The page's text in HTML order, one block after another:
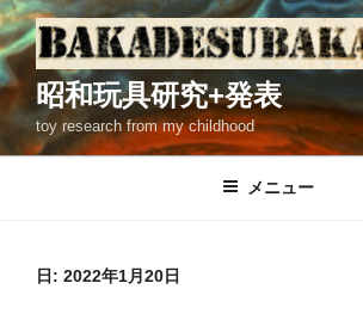
コ
ン
テ
ン
ツ
へ
昭和玩具研究+発表
toy research from my childhood
メニュー
日: 2022年1月20日